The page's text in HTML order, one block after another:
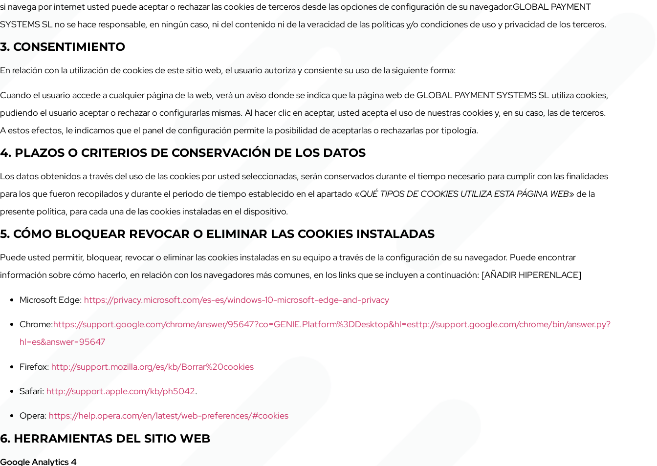
si navega por internet usted puede aceptar o rechazar las cookies de terceros desde las opciones de configuración de su navegador.GLOBAL PAYMENT
SYSTEMS SL no se hace responsable, en ningún caso, ni del contenido ni de la veracidad de las políticas y/o condiciones de uso y privacidad de los terceros.
3. CONSENTIMIENTO
En relación con la utilización de cookies de este sitio web, el usuario autoriza y consiente su uso de la siguiente forma:
Cuando el usuario accede a cualquier página de la web, verá un aviso donde se indica que la página web de GLOBAL PAYMENT SYSTEMS SL utiliza cookies,
pudiendo el usuario aceptar o rechazar o configurarlas mismas. Al hacer clic en aceptar, usted acepta el uso de nuestras cookies y, en su caso, las de terceros.
A estos efectos, le indicamos que el panel de configuración permite la posibilidad de aceptarlas o rechazarlas por tipología.
4. PLAZOS O CRITERIOS DE CONSERVACIÓN DE LOS DATOS
Los datos obtenidos a través del uso de las cookies por usted seleccionadas, serán conservados durante el tiempo necesario para cumplir con las finalidades
para los que fueron recopilados y durante el periodo de tiempo establecido en el apartado «QUÉ TIPOS DE COOKIES UTILIZA ESTA PÁGINA WEB» de la
presente política, para cada una de las cookies instaladas en el dispositivo.
5. CÓMO BLOQUEAR REVOCAR O ELIMINAR LAS COOKIES INSTALADAS
Puede usted permitir, bloquear, revocar o eliminar las cookies instaladas en su equipo a través de la configuración de su navegador. Puede encontrar
información sobre cómo hacerlo, en relación con los navegadores más comunes, en los links que se incluyen a continuación: [AÑADIR HIPERENLACE]
Microsoft Edge: https://privacy.microsoft.com/es-es/windows-10-microsoft-edge-and-privacy
Chrome:https://support.google.com/chrome/answer/95647?co=GENIE.Platform%3DDesktop&hl=esttp://support.google.com/chrome/bin/answer.py?
hl=es&answer=95647
Firefox: http://support.mozilla.org/es/kb/Borrar%20cookies
Safari: http://support.apple.com/kb/ph5042.
Opera: https://help.opera.com/en/latest/web-preferences/#cookies
6. HERRAMIENTAS DEL SITIO WEB
Google Analytics 4